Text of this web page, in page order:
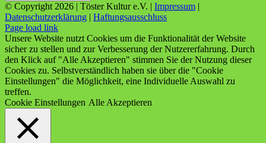
© Copyright 2026 | Töster Kultur e.V. | Impressum |
Datenschutzerklärung | Haftungsausschluss
Facebook
X
Instagram
YouTube
Page load link
Unsere Website nutzt Cookies um die Funktionalität der Website
sicher zu stellen und zur Verbesserung der Nutzererfahrung. Durch
den Klick auf "Alle Akzeptieren" stimmen Sie der Nutzung dieser
Cookies zu. Selbstverständlich haben sie über die "Cookie
Einstellungen" die Möglichkeit, eine Individuelle Auswahl zu
treffen.
Cookie Einstellungen Alle Akzeptieren